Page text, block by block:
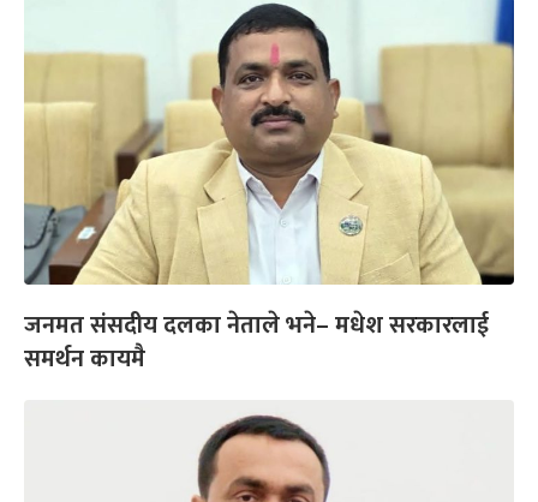
जनमत संसदीय दलका नेताले भने– मधेश सरकारलाई
समर्थन कायमै